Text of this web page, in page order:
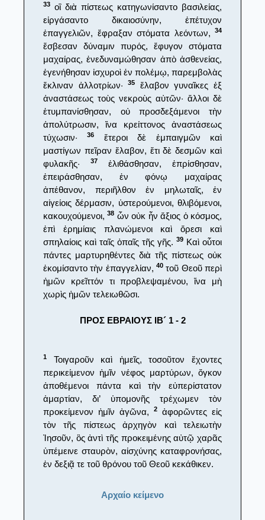
33 οἳ διὰ πίστεως κατηγωνίσαντο βασιλείας,
εἰργάσαντο δικαιοσύνην, ἐπέτυχον
ἐπαγγελιῶν, ἔφραξαν στόματα λεόντων,
34
ἔσβεσαν δύναμιν πυρός, ἔφυγον στόματα
μαχαίρας, ἐνεδυναμώθησαν ἀπὸ ἀσθενείας,
ἐγενήθησαν ἰσχυροὶ ἐν πολέμῳ, παρεμβολὰς
ἔκλιναν ἀλλοτρίων·35
ἔλαβον γυναῖκες ἐξ
ἀναστάσεως τοὺς νεκροὺς αὐτῶν· ἄλλοι δὲ
ἐτυμπανίσθησαν, οὐ προσδεξάμενοι τὴν
ἀπολύτρωσιν, ἵνα κρείττονος ἀναστάσεως
τύχωσιν·36
ἕτεροι δὲ ἐμπαιγμῶν καὶ
μαστίγων πεῖραν ἔλαβον, ἔτι δὲ δεσμῶν καὶ
φυλακῆς·
37
ἐλιθάσθησαν, ἐπρίσθησαν,
ἐπειράσθησαν, ἐν φόνῳ μαχαίρας
ἀπέθανον, περιῆλθον ἐν μηλωταῖς, ἐν
αἰγείοις δέρμασιν, ὑστερούμενοι, θλιβόμενοι,
κακουχούμενοι,38 ὧν οὐκ ἦν ἄξιος ὁ κόσμος,
ἐπὶ ἐρημίαις πλανώμενοι καὶ ὄρεσι καὶ
σπηλαίοις καὶ ταῖς ὀπαῖς τῆς γῆς. 39 Καὶ οὗτοι
πάντες μαρτυρηθέντες διὰ τῆς πίστεως οὐκ
ἐκομίσαντο τὴν ἐπαγγελίαν, 40 τοῦ Θεοῦ περὶ
ἡμῶν κρεῖττόν τι προβλεψαμένου, ἵνα μὴ
χωρὶς ἡμῶν τελειωθῶσι.
ΠΡΟΣ ΕΒΡΑΙΟΥΣ ΙΒ´ 1 - 2
1
Τοιγαροῦν καὶ ἡμεῖς, τοσοῦτον ἔχοντες
περικείμενον ἡμῖν νέφος μαρτύρων, ὄγκον
ἀποθέμενοι πάντα καὶ τὴν εὐπερίστατον
ἁμαρτίαν, δι’ ὑπομονῆς τρέχωμεν τὸν
προκείμενον ἡμῖν ἀγῶνα,
2
ἀφορῶντες εἰς
τὸν τῆς πίστεως ἀρχηγὸν καὶ τελειωτὴν
Ἰησοῦν, ὃς ἀντὶ τῆς προκειμένης αὐτῷ χαρᾶς
ὑπέμεινε σταυρὸν, αἰσχύνης καταφρονήσας,
ἐν δεξιᾷ τε τοῦ θρόνου τοῦ Θεοῦ κεκάθικεν.
Αρχαίο κείμενο